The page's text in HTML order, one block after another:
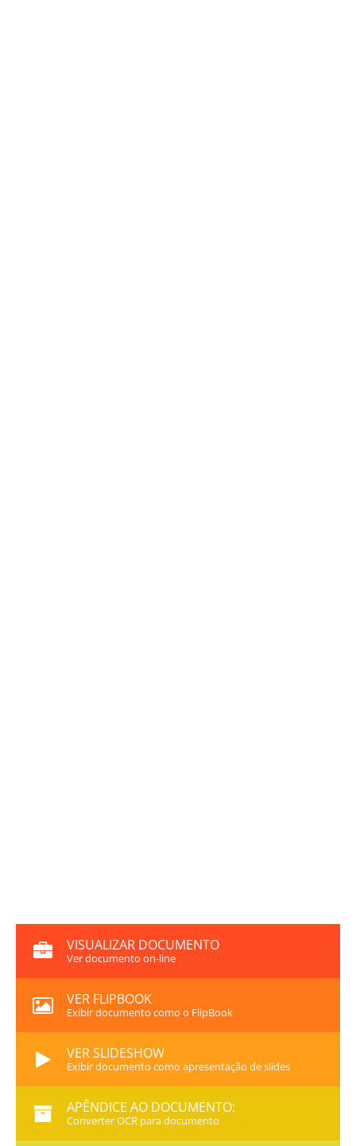
VISUALIZAR DOCUMENTO
Ver documento on-line
VER FLIPBOOK
Exibir documento como o FlipBook
VER SLIDESHOW
Exibir documento como apresentação de slides
APÊNDICE AO DOCUMENTO:
Converter OCR para documento